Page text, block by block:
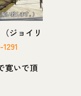
ジョイリ
寛いで頂